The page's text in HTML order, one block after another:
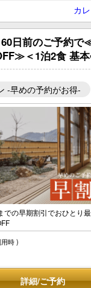
カ
60日前のご予約
＜1泊2食 基
-早めの予約がお得-
での早期割引でおひとり
時 )
詳細/ご予約